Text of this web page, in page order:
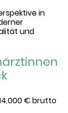
in
und
€ brutto